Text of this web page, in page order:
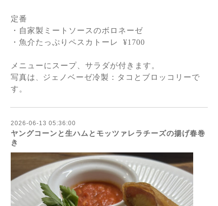
定番
・自家製ミートソースのボロネーゼ
・魚介たっぷりペスカトーレ
¥1700
メニューにスープ、サラダが付きます。
写真は 、
ジェノベーゼ冷製：タコとブロッコリーで
す。
2026-06-13 05:36:00
ヤングコーンと生ハムとモッツァレラチーズの揚げ春巻
き